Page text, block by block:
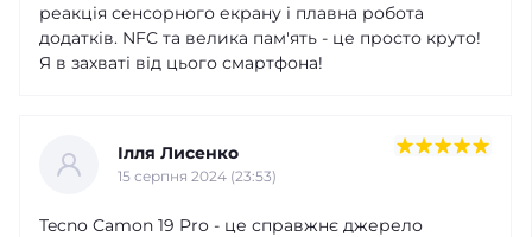
реакція сенсорного екрану і плавна робота
додатків. NFC та велика пам'ять - це просто круто!
Я в захваті від цього смартфона!
Ілля Лисенко
15 серпня 2024 (23:53)
Tecno Camon 19 Pro - це справжнє джерело